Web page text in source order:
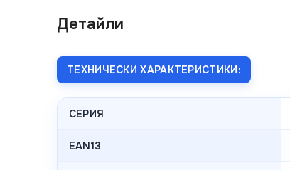
Детайли
ТЕХНИЧЕСКИ ХАРАКТЕРИСТИКИ:
СЕРИЯ
EAN13